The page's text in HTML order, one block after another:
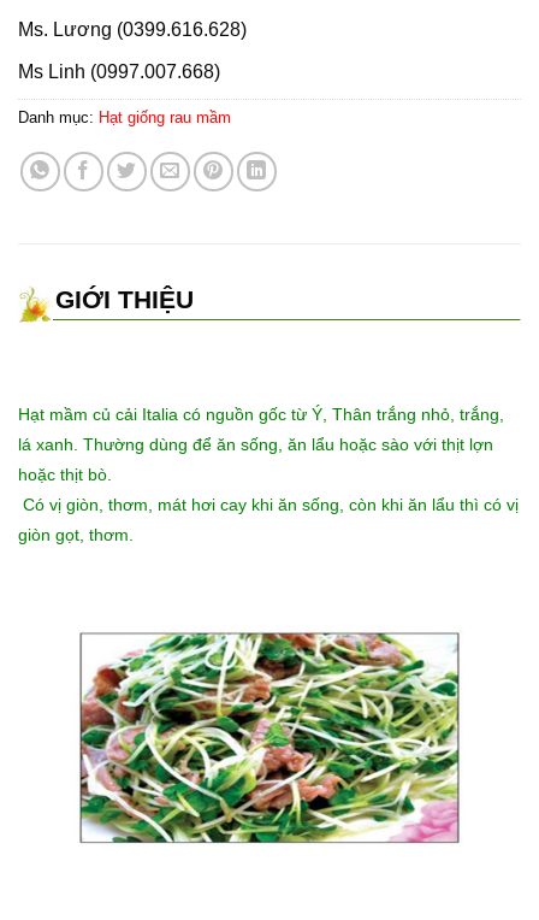
Ms. Lương (0399.616.628)
Ms Linh (0997.007.668)
Danh mục: Hạt giống rau mầm
GIỚI THIỆU
Hạt mầm củ cải Italia có nguồn gốc từ Ý, Thân trắng nhỏ, trắng,
lá xanh. Thường dùng để ăn sống, ăn lẩu hoặc sào với thịt lợn
hoặc thịt bò.
Có vị giòn, thơm, mát hơi cay khi ăn sống, còn khi ăn lẩu thì có vị
giòn gọt, thơm.